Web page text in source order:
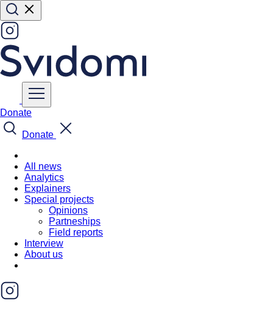
Donate
Donate
All news
Analytics
Explainers
Special projects
Opinions
Partneships
Field reports
Interview
About us